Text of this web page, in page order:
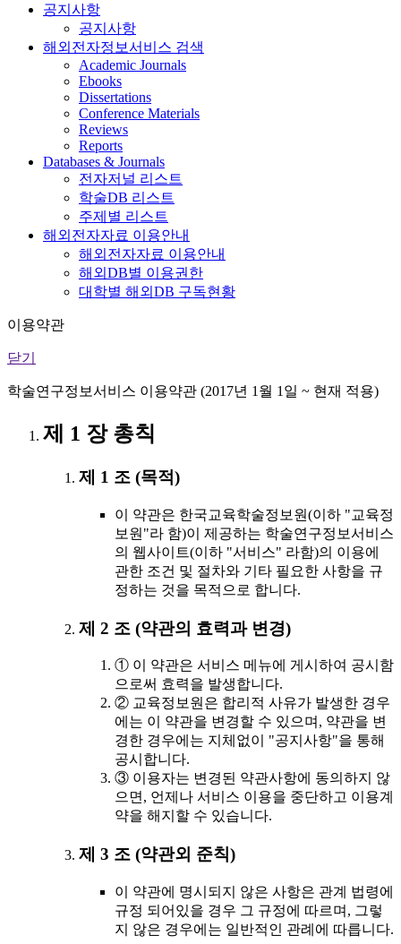
공지사항
공지사항
해외전자정보서비스 검색
Academic Journals
Ebooks
Dissertations
Conference Materials
Reviews
Reports
Databases & Journals
전자저널 리스트
학술DB 리스트
주제별 리스트
해외전자자료 이용안내
해외전자자료 이용안내
해외DB별 이용권한
대학별 해외DB 구독현황
이용약관
닫기
학술연구정보서비스 이용약관 (2017년 1월 1일 ~ 현재 적용)
제 1 장 총칙
제 1 조 (목적)
이 약관은 한국교육학술정보원(이하 "교육정
보원"라 함)이 제공하는 학술연구정보서비스
의 웹사이트(이하 "서비스" 라함)의 이용에
관한 조건 및 절차와 기타 필요한 사항을 규
정하는 것을 목적으로 합니다.
제 2 조 (약관의 효력과 변경)
① 이 약관은 서비스 메뉴에 게시하여 공시함
으로써 효력을 발생합니다.
② 교육정보원은 합리적 사유가 발생한 경우
에는 이 약관을 변경할 수 있으며, 약관을 변
경한 경우에는 지체없이 "공지사항"을 통해
공시합니다.
③ 이용자는 변경된 약관사항에 동의하지 않
으면, 언제나 서비스 이용을 중단하고 이용계
약을 해지할 수 있습니다.
제 3 조 (약관외 준칙)
이 약관에 명시되지 않은 사항은 관계 법령에
규정 되어있을 경우 그 규정에 따르며, 그렇
지 않은 경우에는 일반적인 관례에 따릅니다.